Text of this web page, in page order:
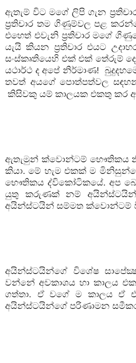
ඇතැම් විට මගේ ලිපි ගැන
ප්‍රතිචාර තම ගිණුම්වල පළ
එහෙත් එවැනි ප්‍රතිචාර මගේ
යැයි කියන ප්‍රතිචාර එයට
සංස්කෘතියෙහි එක් එක් තේරුම්
යථාර්ථ ද අපේ නිර්මාණ!
තවත් අයගේ පොත්පත්වල
කිසිවකු යම් කාලයක එකතු කර
ඇතැමුන් ක්වොන්ටම් භෞතිකය
කියා. මේ හැම එකක් ම
භෞතිකය ද්විකෝටිකයේ. අප
යුතු කරුණක් නම්
අයින්ස්ටයින් සම්මත ක්වොන්ටම්
අයින්ස්ටයින්ගේ විශේෂ
වන්නේ අවකාශය හා කාලය
ගත්තා. ඒ වගේ ම කාලය ඒ
අයින්ස්ටයින්ගේ පරිණාමන